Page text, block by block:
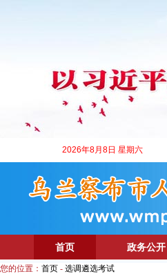
2026年8月8日 星期六
首页 政务公开
您的位置： 首页 - 选调遴选考试